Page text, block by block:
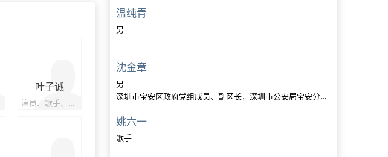
叶子诚
演员、歌手、舞者
温纯青
男
沈金章
男
深圳市宝安区政府党组成员、副区长，深圳市公安局宝安分局党委书记、局长、督察长，区委政法委第一副书记
姚六一
歌手